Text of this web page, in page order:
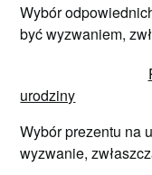
Wybór
być wyzwaniem,
urodziny
Wybór prezentu na
wyzwanie,